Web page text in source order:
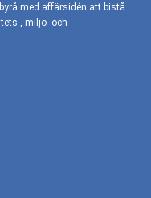
med affärsidén att bistå
, miljö- och